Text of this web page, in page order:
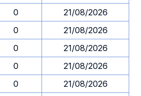
0
21/08/2026
0
21/08/2026
0
21/08/2026
0
21/08/2026
0
21/08/2026